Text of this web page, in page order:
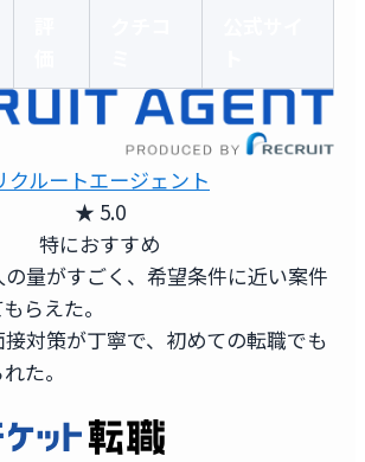
クルートエージェント
★ 5.0
特におすすめ
の量がすごく、希望条件に近い案件
らえた。
接対策が丁寧で、初めての転職でも
た。